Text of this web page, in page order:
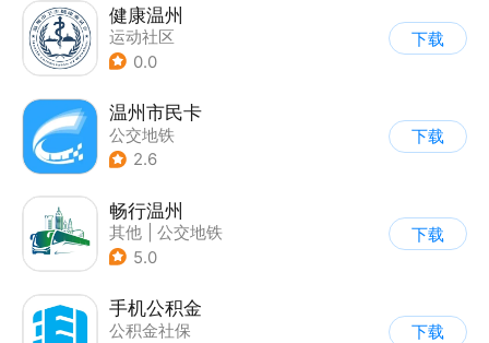
健康温州
运动社区
0.0
下载
温州市民卡
公交地铁
2.6
下载
畅行温州
其他
公交地铁
5.0
下载
手机公积金
公积金社保
下载